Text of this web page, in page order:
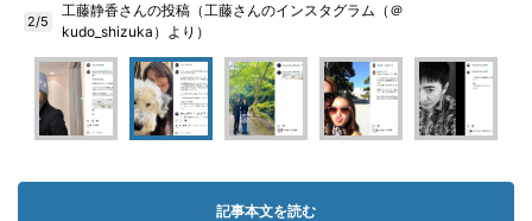
2/5
工藤静香さんの投稿（工藤さんのインスタグラム（＠
kudo_shizuka）より）
記事本文を読む